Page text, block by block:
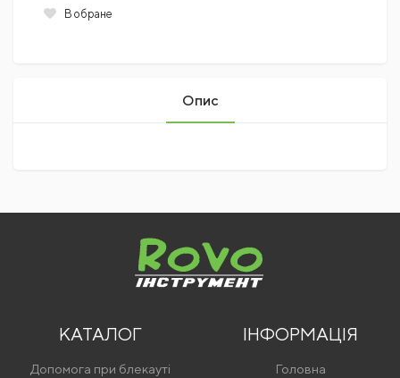
В обране
Опис
Написати відгук
Відгуки
КАТАЛОГ
Допомога при блекауті
ІНФОРМАЦІЯ
Головна